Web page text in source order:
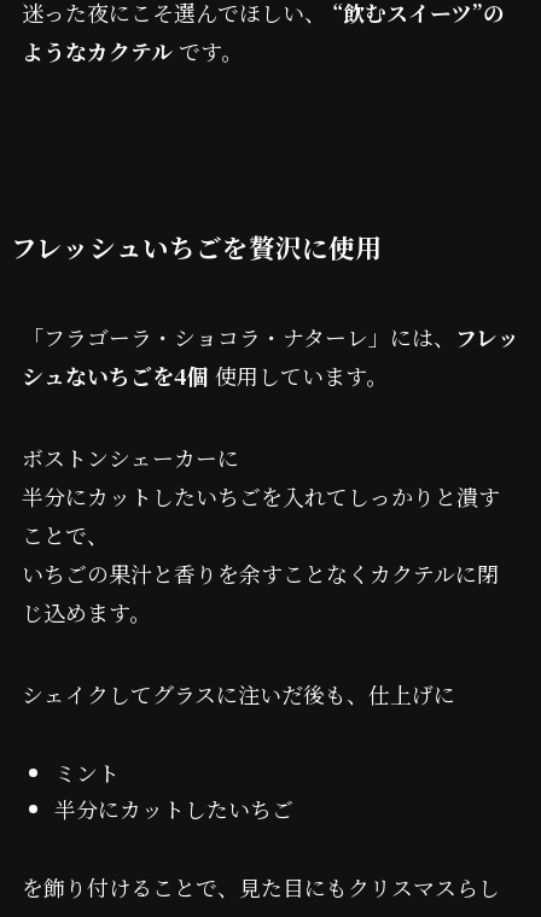
迷った夜にこそ選んでほしい、 “飲むスイーツ”の
ようなカクテルです。
フレッシュいちごを贅沢に使用
「フラゴーラ・ショコラ・ナターレ」には、
フレッ
シュないちごを4個 使用しています。
ボストンシェーカーに
半分にカットしたいちごを入れてしっかりと潰す
ことで、
いちごの果汁と香りを余すことなくカクテルに閉
じ込めます。
シェイクしてグラスに注いだ後も、仕上げに
ミント
半分にカットしたいちご
を飾り付けることで、見た目にもクリスマスらし